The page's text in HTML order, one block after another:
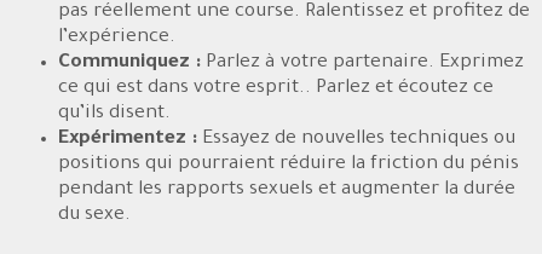
pas réellement une course. Ralentissez et profitez de
l’expérience.
Communiquez : Parlez à votre partenaire. Exprimez
ce qui est dans votre esprit.. Parlez et écoutez ce
qu’ils disent.
Expérimentez : Essayez de nouvelles techniques ou
positions qui pourraient réduire la friction du pénis
pendant les rapports sexuels et augmenter la durée
du sexe.